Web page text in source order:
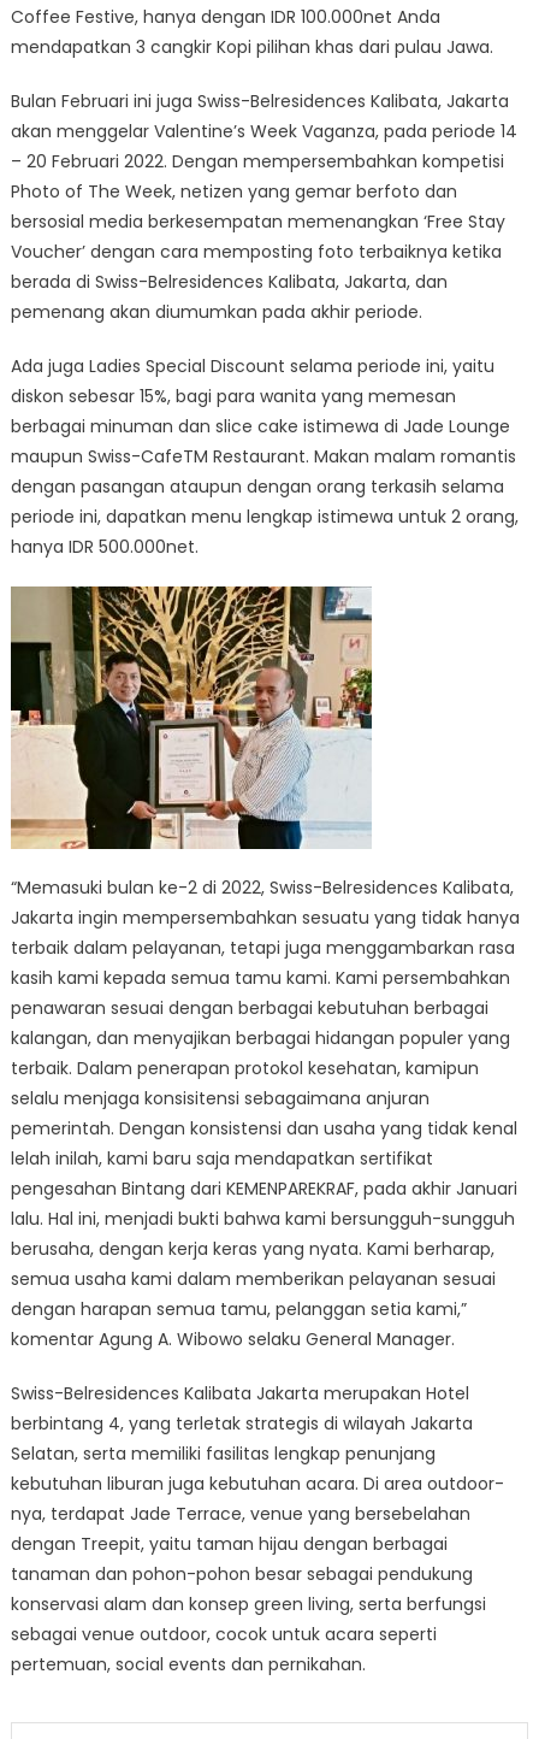
Coffee Festive, hanya dengan IDR 100.000net Anda
mendapatkan 3 cangkir Kopi pilihan khas dari pulau Jawa.
Bulan Februari ini juga Swiss-Belresidences Kalibata, Jakarta
akan menggelar Valentine’s Week Vaganza, pada periode 14
– 20 Februari 2022. Dengan mempersembahkan kompetisi
Photo of The Week, netizen yang gemar berfoto dan
bersosial media berkesempatan memenangkan ‘Free Stay
Voucher’ dengan cara memposting foto terbaiknya ketika
berada di Swiss-Belresidences Kalibata, Jakarta, dan
pemenang akan diumumkan pada akhir periode.
Ada juga Ladies Special Discount selama periode ini, yaitu
diskon sebesar 15%, bagi para wanita yang memesan
berbagai minuman dan slice cake istimewa di Jade Lounge
maupun Swiss-CafeTM Restaurant. Makan malam romantis
dengan pasangan ataupun dengan orang terkasih selama
periode ini, dapatkan menu lengkap istimewa untuk 2 orang,
hanya IDR 500.000net.
“Memasuki bulan ke-2 di 2022, Swiss-Belresidences Kalibata,
Jakarta ingin mempersembahkan sesuatu yang tidak hanya
terbaik dalam pelayanan, tetapi juga menggambarkan rasa
kasih kami kepada semua tamu kami. Kami persembahkan
penawaran sesuai dengan berbagai kebutuhan berbagai
kalangan, dan menyajikan berbagai hidangan populer yang
terbaik. Dalam penerapan protokol kesehatan, kamipun
selalu menjaga konsisitensi sebagaimana anjuran
pemerintah. Dengan konsistensi dan usaha yang tidak kenal
lelah inilah, kami baru saja mendapatkan sertifikat
pengesahan Bintang dari KEMENPAREKRAF, pada akhir Januari
lalu. Hal ini, menjadi bukti bahwa kami bersungguh-sungguh
berusaha, dengan kerja keras yang nyata. Kami berharap,
semua usaha kami dalam memberikan pelayanan sesuai
dengan harapan semua tamu, pelanggan setia kami,”
komentar Agung A. Wibowo selaku General Manager.
Swiss-Belresidences Kalibata Jakarta merupakan Hotel
berbintang 4, yang terletak strategis di wilayah Jakarta
Selatan, serta memiliki fasilitas lengkap penunjang
kebutuhan liburan juga kebutuhan acara. Di area outdoor-
nya, terdapat Jade Terrace, venue yang bersebelahan
dengan Treepit, yaitu taman hijau dengan berbagai
tanaman dan pohon-pohon besar sebagai pendukung
konservasi alam dan konsep green living, serta berfungsi
sebagai venue outdoor, cocok untuk acara seperti
pertemuan, social events dan pernikahan.